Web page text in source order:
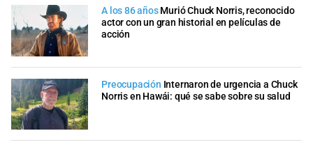
A los 86 años Murió Chuck Norris, reconocido
actor con un gran historial en películas de
acción
Preocupación Internaron de urgencia a Chuck
Norris en Hawái: qué se sabe sobre su salud